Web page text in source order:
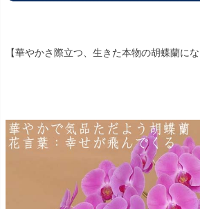
【華やかさ際立つ、生きた本物の胡蝶蘭にな